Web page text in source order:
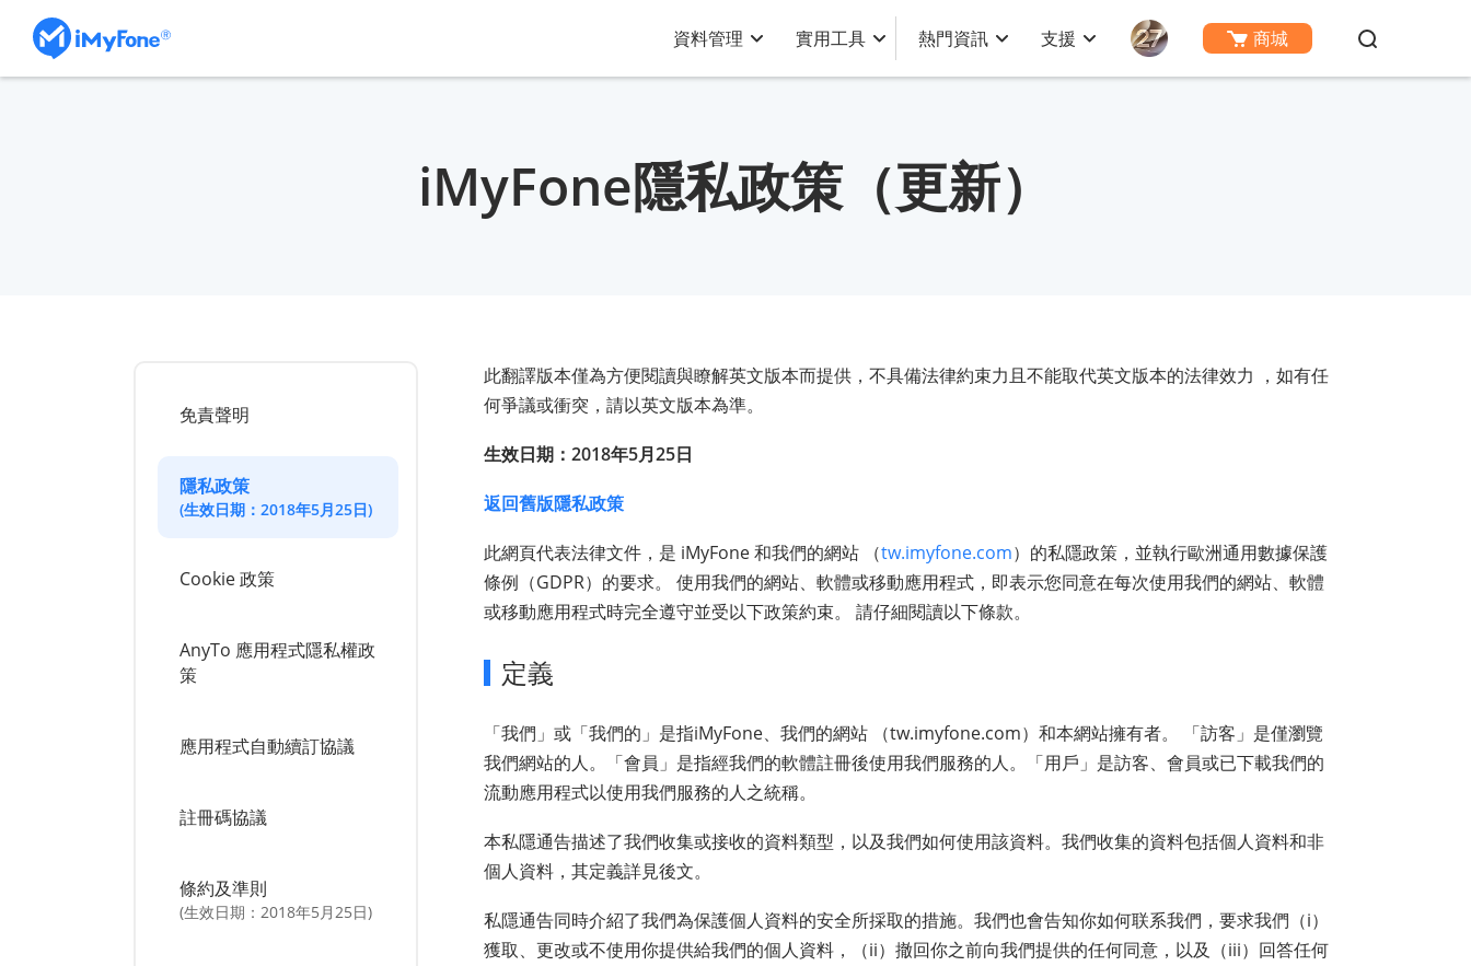
資料管理 實用工具 熱門資訊 支援 商城
iMyFone隱私政策（更新）
免責聲明
隱私政策
(生效日期：2018年5月25日)
Cookie 政策
AnyTo 應用程式隱私權政
策
應用程式自動續訂協議
註冊碼協議
條約及準則
(生效日期：2018年5月25日)
此翻譯版本僅為方便閱讀與瞭解英文版本而提供，不具備法律約束力且不能取代英文版本的法律效力 ，如有任
何爭議或衝突，請以英文版本為準。
生效日期：2018年5月25日
返回舊版隱私政策
此網頁代表法律文件，是 iMyFone 和我們的網站 （tw.imyfone.com）的私隱政策，並執行歐洲通用數據保護
條例（GDPR）的要求。 使用我們的網站、軟體或移動應用程式，即表示您同意在每次使用我們的網站、軟體
或移動應用程式時完全遵守並受以下政策約束。 請仔細閱讀以下條款。
定義
「我們」或「我們的」是指iMyFone、我們的網站 （tw.imyfone.com）和本網站擁有者。 「訪客」是僅瀏覽
我們網站的人。「會員」是指經我們的軟體註冊後使用我們服務的人。「用戶」是訪客、會員或已下載我們的
流動應用程式以使用我們服務的人之統稱。
本私隱通告描述了我們收集或接收的資料類型，以及我們如何使用該資料。我們收集的資料包括個人資料和非
個人資料，其定義詳見後文。
私隱通告同時介紹了我們為保護個人資料的安全所採取的措施。我們也會告知你如何联系我們，要求我們（i）
獲取、更改或不使用你提供給我們的個人資料，（ii）撤回你之前向我們提供的任何同意，以及（iii）回答任何